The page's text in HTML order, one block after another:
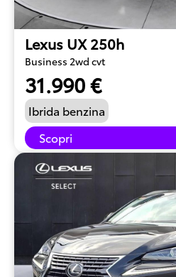
Lexus UX 250h
Business 2wd cvt
31.990 €
Ibrida benzina
Scopri